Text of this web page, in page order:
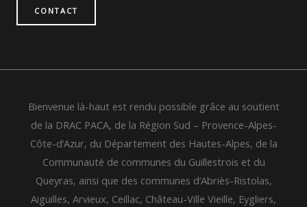
CONTACT
Bienvenue là-haut est rendu possible grâce au soutient
de la DRAC PACA, de la Région Sud – Provence-Alpes-
Côte-d’Azur, du Département des Hautes-Alpes, de la
Communauté de communes du Guillestrois et du
Queyras, ainsi que des communes d’Abriès-Ristolas,
Aiguilles, Arvieux, Ceillac, Château-Ville Vieille, Eygliers,